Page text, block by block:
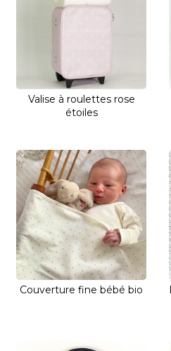
Valise à roulettes rose
étoiles
Couverture fine bébé bio